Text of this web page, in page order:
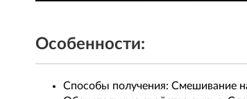
Особенности:
Способы получения: Смешивание